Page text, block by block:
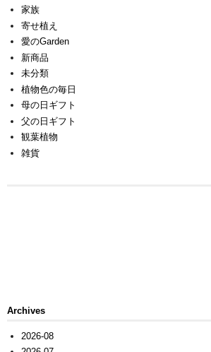
家族
寄せ植え
愛のGarden
新商品
未分類
植物色の毎日
母の日ギフト
父の日ギフト
観葉植物
雑貨
Archives
2026-08